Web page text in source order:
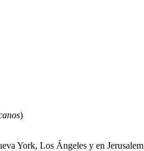
)
York, Los Ángeles y en Jerusalem